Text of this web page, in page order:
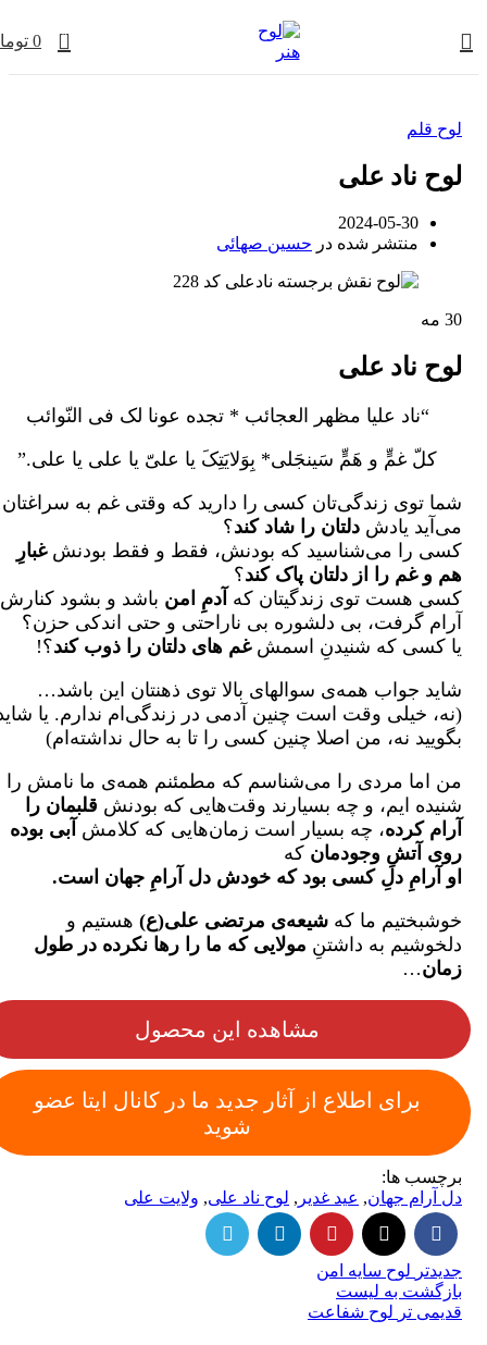
0
0
لوح قلم
لوح ناد علی
2024-05-30
منتشر شده در حسین صهائی
30 مه
لوح ناد علی
“ناد علیا مظهر العجائب * تجده عونا لک فی النّوائب
کلّ غمٍّ و هَمٍّ سَینجَلی* بِوَلایَتِکَ یا علیّ یا علی یا علی.”
شما توی زندگی‌تان کسی را دارید که وقتی غم به سراغتان
می‌آید یادش دلتان را شاد کند؟
کسی را می‌شناسید که بودنش، فقط و فقط بودنشغبارِ
هم و غم را از دلتان پاک کند؟
کسی هست توی زندگیتان که آدمِ امن باشد و بشود کنارش
آرام گرفت، بی دلشوره بی ناراحتی و حتی اندکی حزن؟
یا کسی که شنیدنِ اسمشغم های دلتان را ذوب کند؟!
شاید جواب همه‌ی سوالهای بالا توی ذهنتان این باشد…
(نه، خیلی وقت است چنین آدمی در زندگی‌ام ندارم. یا
بگویید نه، من اصلا چنین کسی را تا به حال نداشته‌ام)
من اما مردی را می‌شناسم که مطمئنم همه‌ی ما نامش را
شنیده ایم، و چه بسیارند وقت‌هایی که بودنش قلبمان را
آرام کرده، چه بسیار است زمان‌هایی که کلامش آبی بوده
روی آتشِ وجودمان که
او آرامِ دلِ کسی بود که خودش دل آرامِ جهان است.
خوشبختیم ما که شیعه‌ی مرتضی علی(ع) هستیم و
دلخوشیم به داشتنِ مولایی که ما را رها نکرده در طول
زمان…
مشاهده این محصول
برای اطلاع از آثار جدید ما در کانال ایتا عضو
شوید
برچسب ها:
دل آرام جهان, عید غدیر , لوح ناد علی, ولایت علی
جدیدتر لوح سایه امن
بازگشت به لیست
قدیمی تر لوح شفاعت